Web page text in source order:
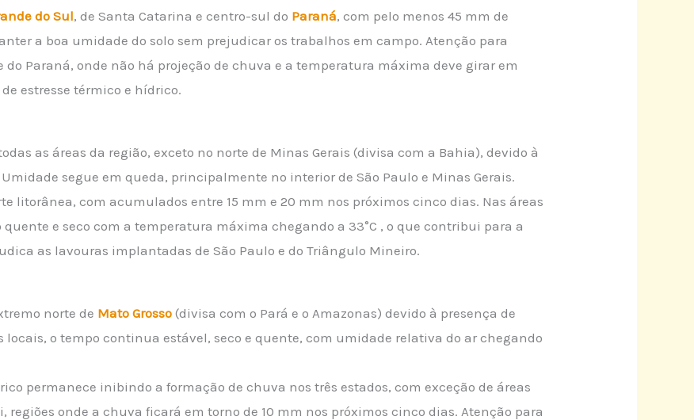
do Sul, de Santa Catarina e centro-sul do Paraná, com pelo menos 45 mm de
a boa umidade do solo sem prejudicar os trabalhos em campo. Atenção para
Paraná, onde não há projeção de chuva e a temperatura máxima deve girar em
estresse térmico e hídrico.
as áreas da região, exceto no norte de Minas Gerais (divisa com a Bahia), devido à
segue em queda, principalmente no interior de São Paulo e Minas Gerais.
litorânea, com acumulados entre 15 mm e 20 mm nos próximos cinco dias. Nas áreas
e seco com a temperatura máxima chegando a 33°C , o que contribui para a
as lavouras implantadas de São Paulo e do Triângulo Mineiro.
norte de Mato Grosso (divisa com o Pará e o Amazonas) devido à presença de
o tempo continua estável, seco e quente, com umidade relativa do ar chegando
permanece inibindo a formação de chuva nos três estados, com exceção de áreas
regiões onde a chuva ficará em torno de 10 mm nos próximos cinco dias. Atenção para